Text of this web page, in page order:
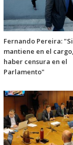
Fernando Pereira:
mantiene en el
haber censura en el
Parlamento"